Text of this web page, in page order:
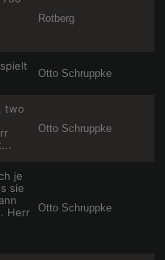
Rotberg
Otto Schruppke
two
Otto Schruppke
je
sie
Herr
Otto Schruppke